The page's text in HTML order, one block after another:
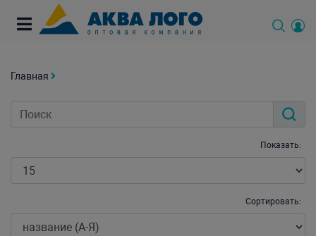
Главная
Показать:
Сортировать: